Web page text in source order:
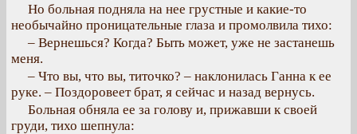
Но больная подняла на нее грустные и какие-то
необычайно проницательные глаза и промолвила тихо:
– Вернешься? Когда? Быть может, уже не застанешь
меня.
– Что вы, что вы, титочко? – наклонилась Ганна к ее
руке. – Поздоровеет брат, я сейчас и назад вернусь.
Больная обняла ее за голову и, прижавши к своей
груди, тихо шепнула: